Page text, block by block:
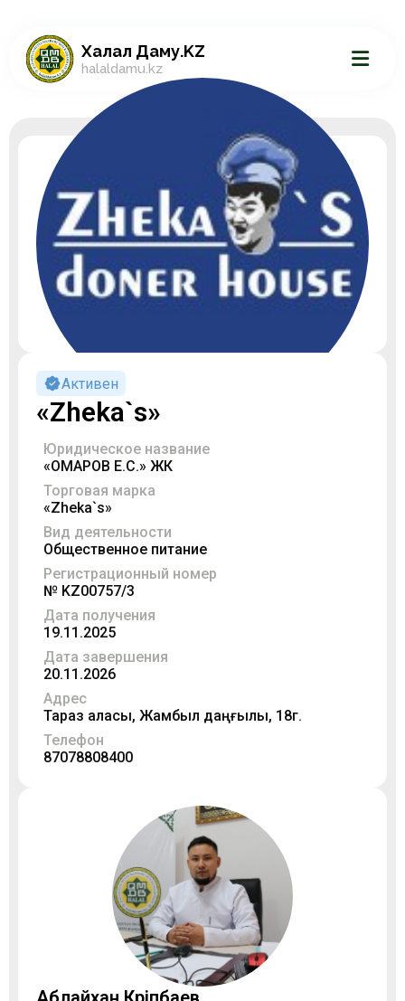
Халал Даму.KZ
halaldamu.kz
Активен
«Zheka`s»
Юридическое название
«ОМАРОВ Е.С.» ЖК
Торговая марка
«Zheka`s»
Вид деятельности
Общественное питание
Регистрационный номер
№ KZ00757/3
Дата получения
19.11.2025
Дата завершения
20.11.2026
Адрес
Тараз қаласы, Жамбыл даңғылы, 18г.
Телефон
87078808400